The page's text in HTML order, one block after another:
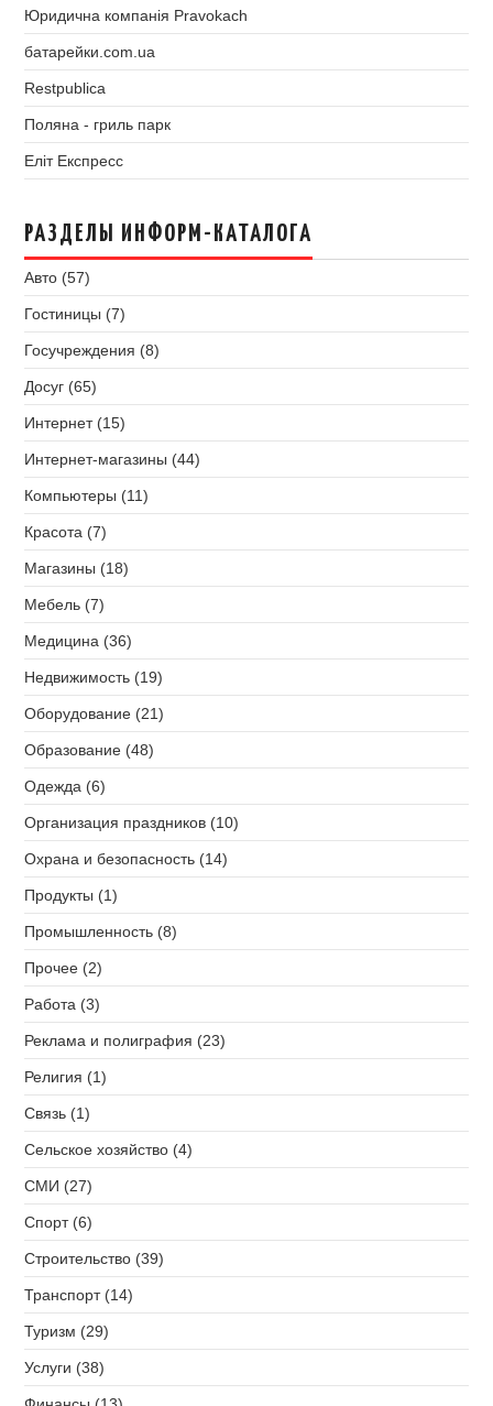
Юридична компанія Pravokach
батарейки.com.ua
Restpublica
Поляна - гриль парк
Еліт Експресс
РАЗДЕЛЫ ИНФОРМ-КАТАЛОГА
Авто (57)
Гостиницы (7)
Госучреждения (8)
Досуг (65)
Интернет (15)
Интернет-магазины (44)
Компьютеры (11)
Красота (7)
Магазины (18)
Мебель (7)
Медицина (36)
Недвижимость (19)
Оборудование (21)
Образование (48)
Одежда (6)
Организация праздников (10)
Охрана и безопасность (14)
Продукты (1)
Промышленность (8)
Прочее (2)
Работа (3)
Реклама и полиграфия (23)
Религия (1)
Связь (1)
Сельское хозяйство (4)
СМИ (27)
Спорт (6)
Строительство (39)
Транспорт (14)
Туризм (29)
Услуги (38)